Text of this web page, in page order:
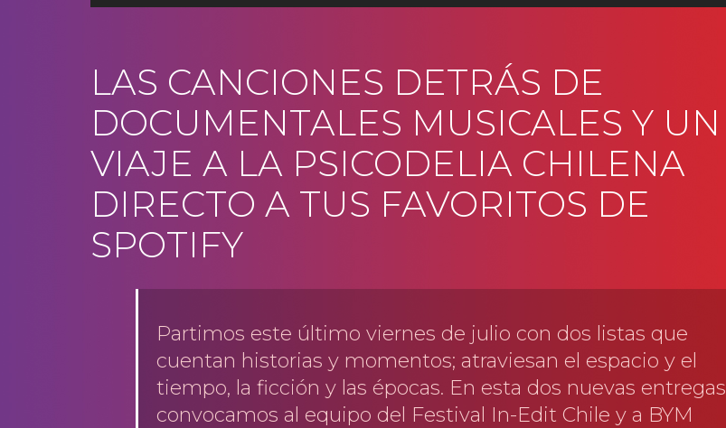
LAS CANCIONES DETRÁS DE
DOCUMENTALES MUSICALES Y UN
VIAJE A LA PSICODELIA CHILENA
DIRECTO A TUS FAVORITOS DE
SPOTIFY
Partimos este último viernes de julio con dos listas que
cuentan historias y momentos; atraviesan el espacio y el
tiempo, la ficción y las épocas. En esta dos nuevas entregas
convocamos al equipo del Festival In-Edit Chile y a BYM